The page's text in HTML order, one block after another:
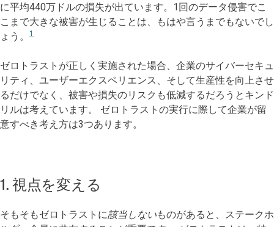
に平均440万ドルの損失が出ています。1回のデータ侵害でこ
こまで大きな被害が生じることは、もはや言うまでもないでし
ょう。
1
ゼロトラストが正しく実施された場合、企業のサイバーセキュ
リティ、ユーザーエクスペリエンス、そして生産性を向上させ
るだけでなく、被害や損失のリスクも低減するだろうとキンド
リルは考えています。 ゼロトラストの実行に際して企業が留
意すべき考え方は3つあります。
1. 視点を変える
そもそもゼロトラストに該当しないものがあると、ステークホ